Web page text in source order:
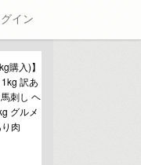
イン
購入)】
訳あ
刺し ヘ
グルメ
肉